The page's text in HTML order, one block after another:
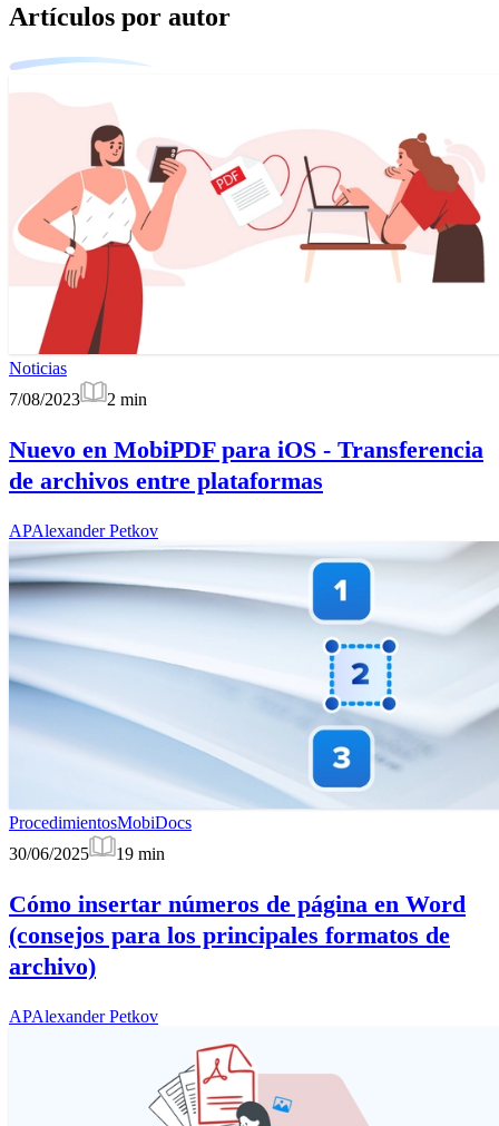
Artículos por autor
Noticias
7/08/2023
2 min
Nuevo en MobiPDF para iOS - Transferencia
de archivos entre plataformas
APAlexander Petkov
ProcedimientosMobiDocs
30/06/2025
19 min
Cómo insertar números de página en Word
(consejos para los principales formatos de
archivo)
APAlexander Petkov